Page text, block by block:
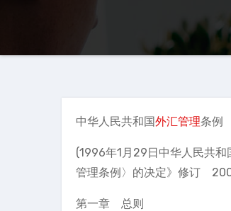
中华人民共和国外汇管理条例
(1996年1月29日中华人民共
管理条例〉的决定》修订
第一章 总则